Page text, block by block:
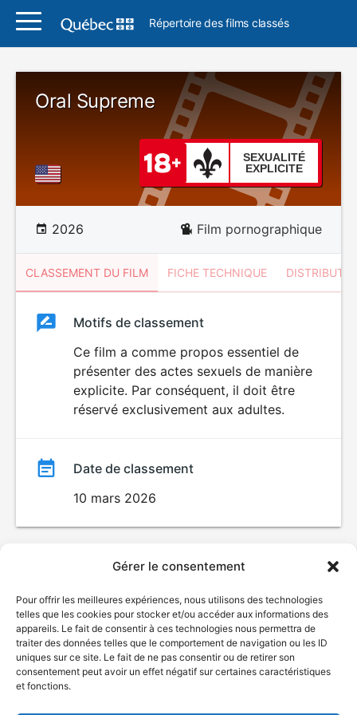
Gérer le consentement
Pour offrir les meilleures expériences, nous utilisons des technologies
telles que les cookies pour stocker et/ou accéder aux informations des
appareils. Le fait de consentir à ces technologies nous permettra de
traiter des données telles que le comportement de navigation ou les ID
uniques sur ce site. Le fait de ne pas consentir ou de retirer son
consentement peut avoir un effet négatif sur certaines caractéristiques
et fonctions.
Répertoire des films classés
Oral Supreme
SEXUALITÉ
EXPLICITE
2026 Film pornographique
CLASSEMENT DU FILM FICHE TECHNIQUE
ClassementClassement
SEXUALITÉ
EXPLICITE
Motifs de classement
Ce film a comme propos essentiel de
présenter des actes sexuels de manière
explicite. Par conséquent, il doit être
réservé exclusivement aux adultes.
Date de classement
10 mars 2026